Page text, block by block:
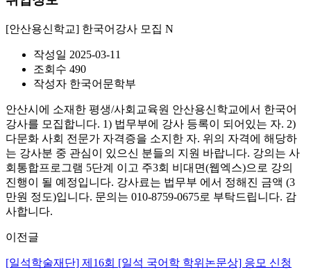
[안산용신학교] 한국어강사 모집 N
작성일 2025-03-11
조회수 490
작성자 한국어문학부
안산시에 소재한 평생/사회교육원 안산용신학교에서 한국어
강사를 모집합니다. 1) 법무부에 강사 등록이 되어있는 자. 2)
다문화 사회 전문가 자격증을 소지한 자. 위의 자격에 해당하
는 강사분 중 관심이 있으신 분들의 지원 바랍니다. 강의는 사
회통합프로그램 5단계 이고 주3회 비대면(웹엑스)으로 강의
진행이 될 예정입니다. 강사료는 법무부 에서 정해진 금액 (3
만원 정도)입니다. 문의는 010-8759-0675로 부탁드립니다. 감
사합니다.
이전글
[일석학술재단] 제16회 [일석 국어학 학위논문상] 응모 신청